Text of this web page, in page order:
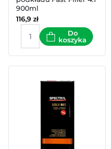
900ml
116,9 zł
Do
koszyka